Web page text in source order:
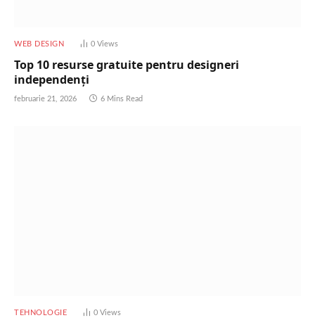
WEB DESIGN 0 Views
Top 10 resurse gratuite pentru designeri
independenți
februarie 21, 2026 6 Mins Read
TEHNOLOGIE 0 Views